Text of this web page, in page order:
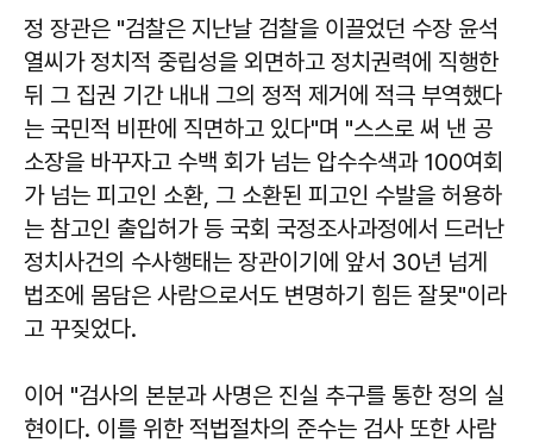
정 장관은 "검찰은 지난날 검찰을 이끌었던 수장 윤석
열씨가 정치적 중립성을 외면하고 정치권력에 직행한
뒤 그 집권 기간 내내 그의 정적 제거에 적극 부역했다
는 국민적 비판에 직면하고 있다"며 "스스로 써 낸 공
소장을 바꾸자고 수백 회가 넘는 압수수색과 100여회
가 넘는 피고인 소환, 그 소환된 피고인 수발을 허용하
는 참고인 출입허가 등 국회 국정조사과정에서 드러난
정치사건의 수사행태는 장관이기에 앞서 30년 넘게
법조에 몸담은 사람으로서도 변명하기 힘든 잘못"이라
고 꾸짖었다.
이어 "검사의 본분과 사명은 진실 추구를 통한 정의 실
현이다. 이를 위한 적법절차의 준수는 검사 또한 사람